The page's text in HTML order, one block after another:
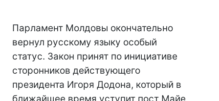
Парламент Молдовы окончательно
вернул русскому языку особый
статус. Закон принят по инициативе
сторонников действующего
президента Игоря Додона, который в